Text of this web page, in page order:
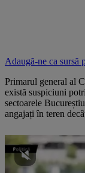
Adaugă-ne ca sursă
Primarul general al
există suspiciuni
sectoarele
angajați în teren